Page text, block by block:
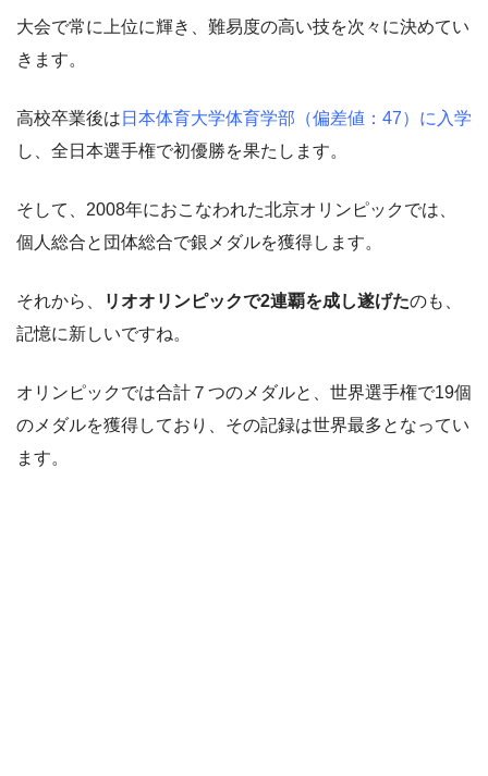
大会で常に上位に輝き、難易度の高い技を次々に決めてい
きます。
高校卒業後は 日本体育大学体育学部（偏差値：47）に入学
し、全日本選手権で初優勝を果たします。
そして、2008年におこなわれた北京オリンピックでは、
個人総合と団体総合で銀メダルを獲得します。
それから、 リオオリンピックで2連覇を成し遂げたのも、
記憶に新しいですね。
オリンピックでは合計７つのメダルと、世界選手権で19個
のメダルを獲得しており、その記録は世界最多となってい
ます。